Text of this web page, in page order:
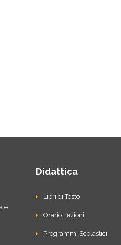
e
Didattica
Libri di Testo
Orario Lezioni
Programmi Scolastici